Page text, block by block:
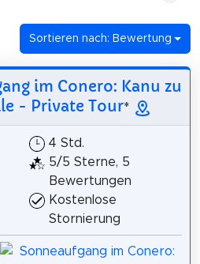
Sortieren nach: Bewertung
im Conero: Kanu zu
- Private Tour*
4 Std.
5/5 Sterne, 5
Bewertungen
Kostenlose
Stornierung